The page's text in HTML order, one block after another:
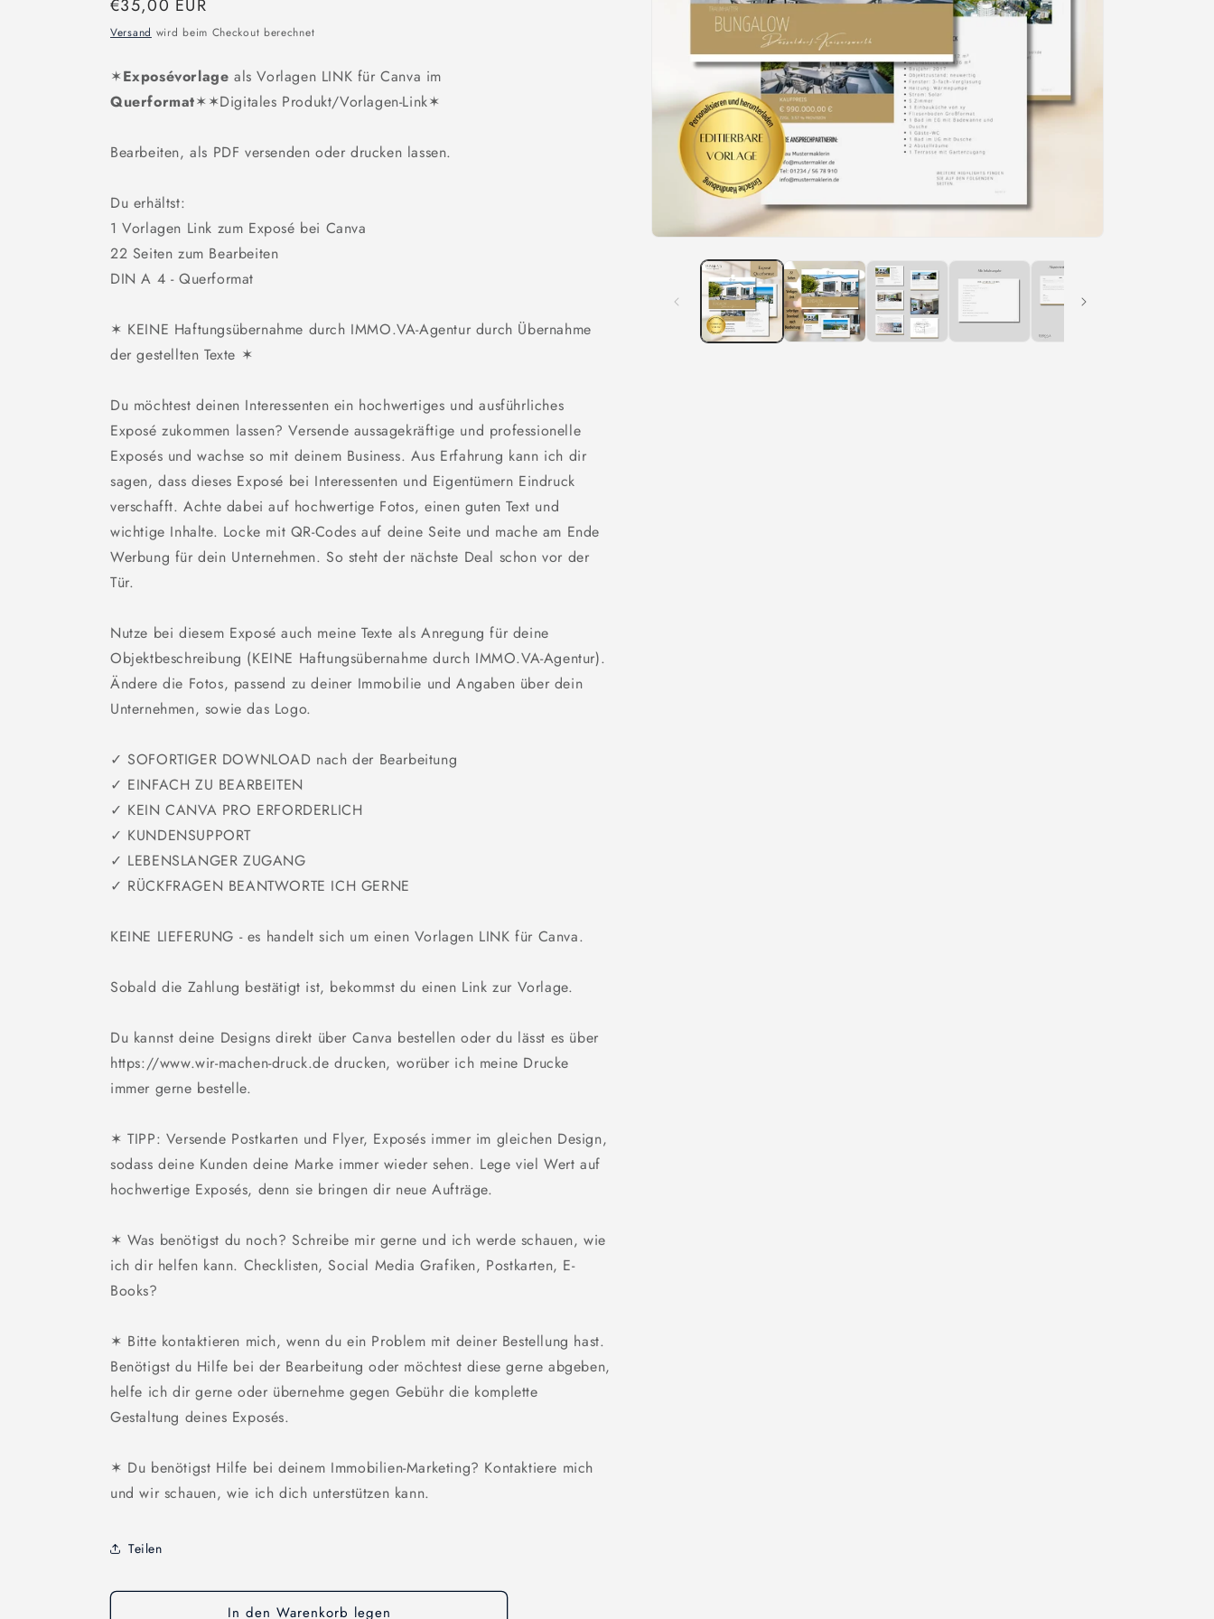
öffnen
Normaler
Preis
€35,00 EUR
Versand wird beim Checkout berechnet
✶Exposévorlage als Vorlagen LINK für Canva im
Querformat✶✶Digitales Produkt/Vorlagen-Link✶
Bearbeiten, als PDF versenden oder drucken lassen.
Du erhältst:
1 Vorlagen Link zum Exposé bei Canva
22 Seiten zum Bearbeiten
DIN A 4 - Querformat
✶ KEINE Haftungsübernahme durch IMMO.VA-Agentur durch Übernahme
der gestellten Texte ✶
Du möchtest deinen Interessenten ein hochwertiges und ausführliches
Exposé zukommen lassen? Versende aussagekräftige und professionelle
Exposés und wachse so mit deinem Business. Aus Erfahrung kann ich dir
sagen, dass dieses Exposé bei Interessenten und Eigentümern Eindruck
verschafft. Achte dabei auf hochwertige Fotos, einen guten Text und
wichtige Inhalte. Locke mit QR-Codes auf deine Seite und mache am Ende
Werbung für dein Unternehmen. So steht der nächste Deal schon vor der
Tür.
Nutze bei diesem Exposé auch meine Texte als Anregung für deine
Objektbeschreibung (KEINE Haftungsübernahme durch IMMO.VA-Agentur).
Ändere die Fotos, passend zu deiner Immobilie und Angaben über dein
Unternehmen, sowie das Logo.
✓ SOFORTIGER DOWNLOAD nach der Bearbeitung
✓ EINFACH ZU BEARBEITEN
✓ KEIN CANVA PRO ERFORDERLICH
✓ KUNDENSUPPORT
✓ LEBENSLANGER ZUGANG
✓ RÜCKFRAGEN BEANTWORTE ICH GERNE
KEINE LIEFERUNG - es handelt sich um einen Vorlagen LINK für Canva.
Sobald die Zahlung bestätigt ist, bekommst du einen Link zur Vorlage.
Du kannst deine Designs direkt über Canva bestellen oder du lässt es über
https://www.wir-machen-druck.de drucken, worüber ich meine Drucke
immer gerne bestelle.
✶ TIPP: Versende Postkarten und Flyer, Exposés immer im gleichen Design,
sodass deine Kunden deine Marke immer wieder sehen. Lege viel Wert auf
hochwertige Exposés, denn sie bringen dir neue Aufträge.
✶ Was benötigst du noch? Schreibe mir gerne und ich werde schauen, wie
ich dir helfen kann. Checklisten, Social Media Grafiken, Postkarten, E-
Books?
✶ Bitte kontaktieren mich, wenn du ein Problem mit deiner Bestellung hast.
Benötigst du Hilfe bei der Bearbeitung oder möchtest diese gerne abgeben,
helfe ich dir gerne oder übernehme gegen Gebühr die komplette
Gestaltung deines Exposés.
✶ Du benötigst Hilfe bei deinem Immobilien-Marketing? Kontaktiere mich
und wir schauen, wie ich dich unterstützen kann.
Teilen
In den Warenkorb legen